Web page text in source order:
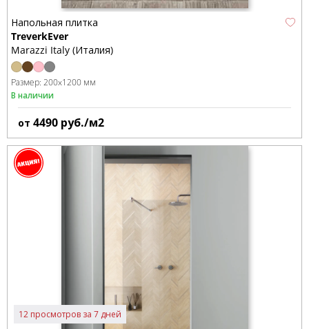
Напольная плитка
TreverkEver
Marazzi Italy (Италия)
Размер: 200x1200 мм
В наличии
от 4490 руб./м2
12 просмотров за 7 дней